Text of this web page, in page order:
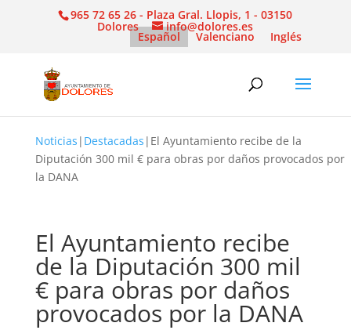
965 72 65 26 - Plaza Gral. Llopis, 1 - 03150
Dolores info@dolores.es
Español Valenciano Inglés
Noticias | Destacadas | El Ayuntamiento recibe de la
Diputación 300 mil € para obras por daños provocados por
la DANA
El Ayuntamiento recibe
de la Diputación 300 mil
€ para obras por daños
provocados por la DANA